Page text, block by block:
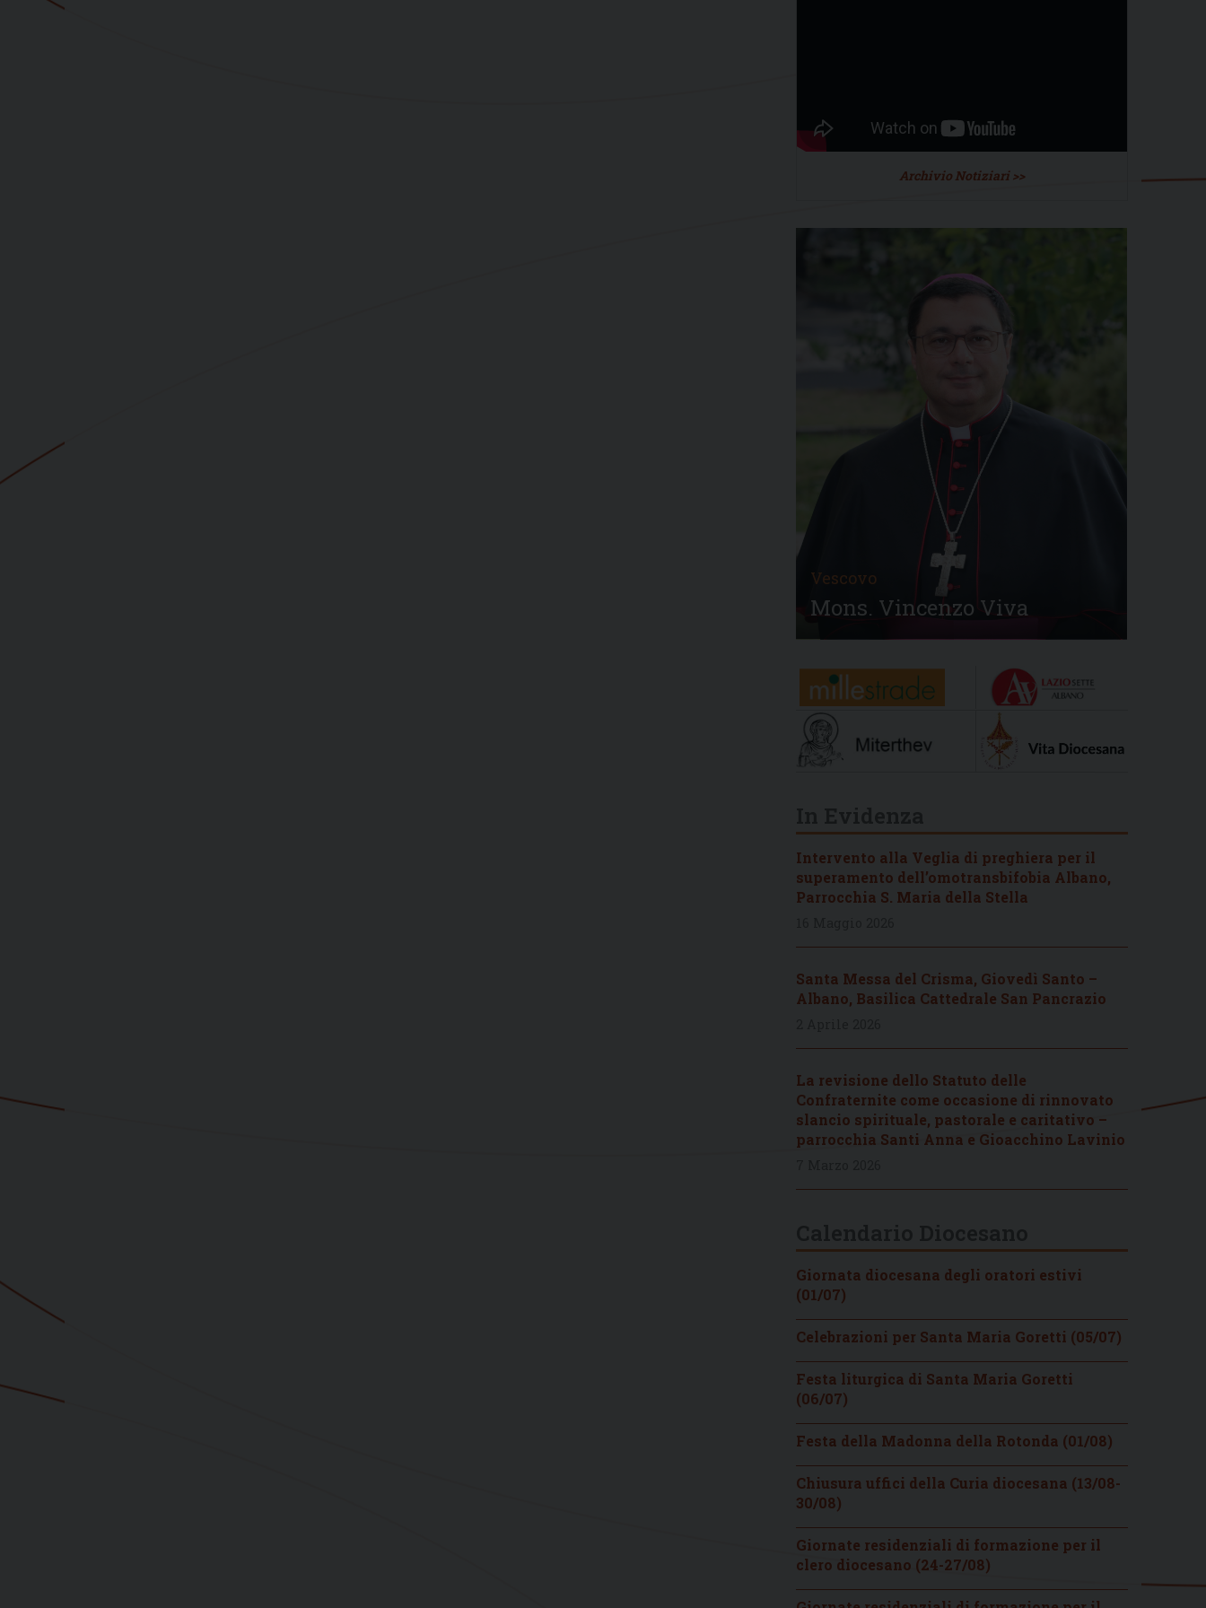
Archivio Notiziari >>
Vescovo
Mons. Vincenzo Viva
Intervento alla Veglia di preghiera per il
superamento dell’omotransbifobia Albano,
Parrocchia S. Maria della Stella
Santa Messa del Crisma, Giovedì Santo –
Albano, Basilica Cattedrale San Pancrazio
La revisione dello Statuto delle
Confraternite come occasione di rinnovato
slancio spirituale, pastorale e caritativo –
parrocchia Santi Anna e Gioacchino Lavinio
Giornata diocesana degli oratori estivi
(01/07)
Celebrazioni per Santa Maria Goretti (05/07)
Festa liturgica di Santa Maria Goretti
(06/07)
Festa della Madonna della Rotonda (01/08)
Chiusura uffici della Curia diocesana (13/08-
30/08)
Giornate residenziali di formazione per il
clero diocesano (24-27/08)